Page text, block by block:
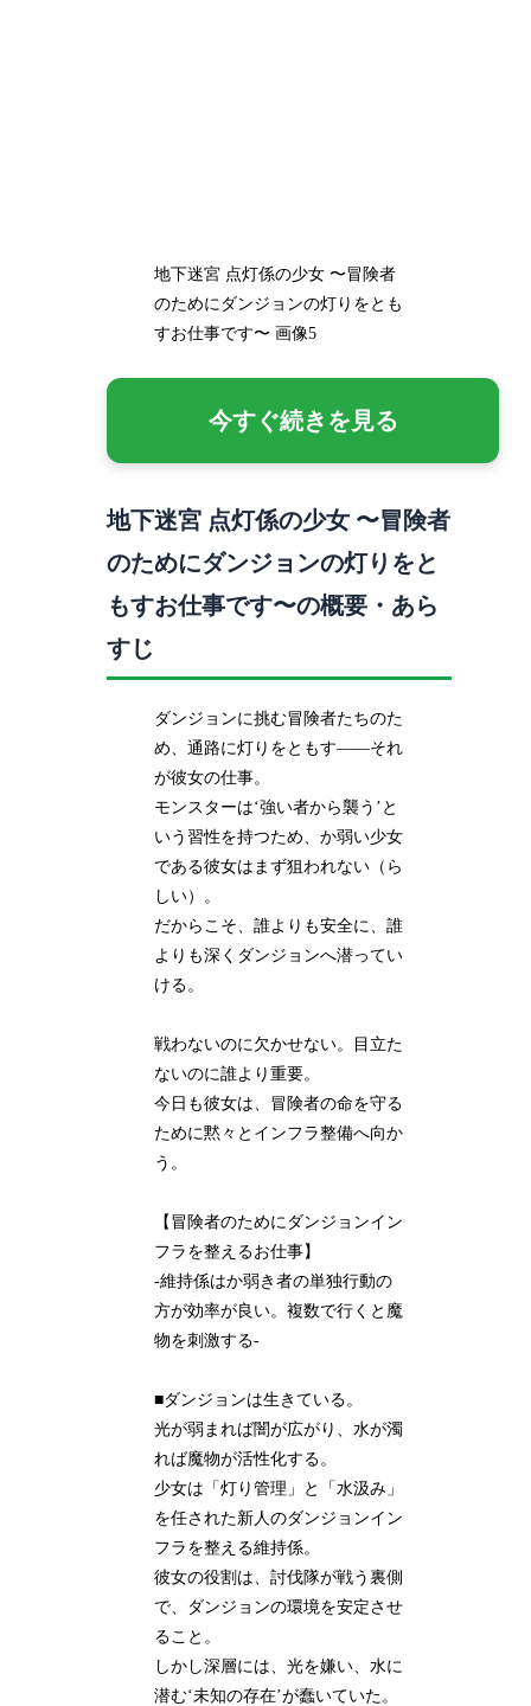
地下迷宮 点灯係の少女 〜冒険者
のためにダンジョンの灯りをとも
すお仕事です〜 画像5
今すぐ続きを見る
地下迷宮 点灯係の少女 〜冒険者
のためにダンジョンの灯りをと
もすお仕事です〜の概要・あら
すじ
ダンジョンに挑む冒険者たちのた
め、通路に灯りをともす――それ
が彼女の仕事。
モンスターは‘強い者から襲う’と
いう習性を持つため、か弱い少女
である彼女はまず狙われない（ら
しい）。
だからこそ、誰よりも安全に、誰
よりも深くダンジョンへ潜ってい
ける。
戦わないのに欠かせない。目立た
ないのに誰より重要。
今日も彼女は、冒険者の命を守る
ために黙々とインフラ整備へ向か
う。
【冒険者のためにダンジョンイン
フラを整えるお仕事】
-維持係はか弱き者の単独行動の
方が効率が良い。複数で行くと魔
物を刺激する-
■ダンジョンは生きている。
光が弱まれば闇が広がり、水が濁
れば魔物が活性化する。
少女は「灯り管理」と「水汲み」
を任された新人のダンジョンイン
フラを整える維持係。
彼女の役割は、討伐隊が戦う裏側
で、ダンジョンの環境を安定させ
ること。
しかし深層には、光を嫌い、水に
潜む‘未知の存在’が蠢いていた。